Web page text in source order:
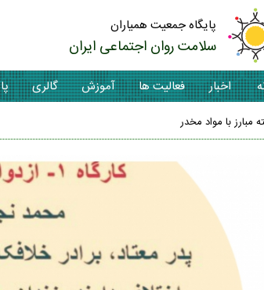
پایگاه جمعیت همیاران
سلامت روان اجتماعی ایران
اخبار فعالیت ها آموزش گالری
مبارز با مواد مخدر